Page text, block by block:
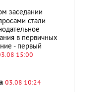
заседании
стали
в первичных
- первый
15:00
03.08 10:24